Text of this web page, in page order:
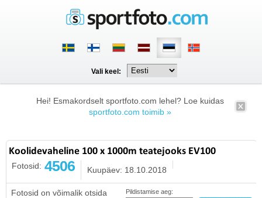
Vali keel:
Hei! Esmakordselt sportfoto.com lehel? Loe kuidas
sportfoto.com toimib »
Koolidevaheline 100 x 1000m teatejooks EV100
Fotosid: 4506 Kuupäev: 18.10.2018
Fotosid on võimalik otsida
Pildistamise aeg: